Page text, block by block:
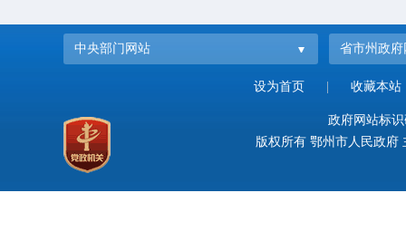
中央部门网站 省市州政府
设为首页 收藏本站
政府网站标
版权所有 鄂州市人民政府